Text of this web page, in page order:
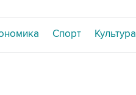
Спорт Культура